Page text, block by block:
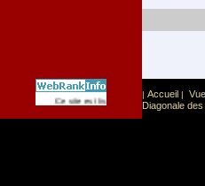
Ce site est list� dans la cat�gorie
| Accueil |
Diagonale